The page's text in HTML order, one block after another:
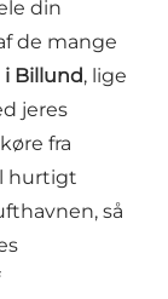
din
de mange
Billund, lige
jeres
fra
hurtigt
så